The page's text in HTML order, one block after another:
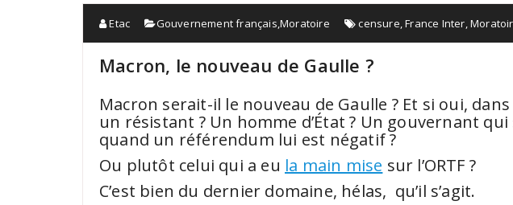
Etac Gouvernement français,Moratoire censure,France Inter,
Macron, le nouveau de Gaulle ?
Macron serait-il le nouveau de Gaulle ? Et si oui,
un résistant ? Un homme d’État ? Un gouvernant
quand un référendum lui est négatif ?
Ou plutôt celui qui a eu la main mise sur l’ORTF ?
C’est bien du dernier domaine, hélas, qu’il s’agit.